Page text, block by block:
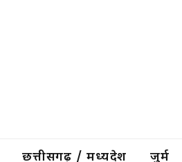
छत्तीसगढ़ / मध्यप्रदेश जुर्म